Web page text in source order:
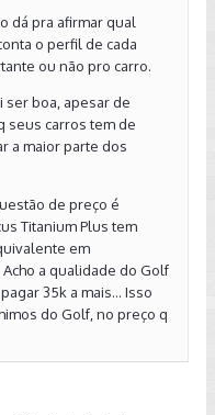
dá pra afirmar qual
o perfil de cada
ou não pro carro.
ser boa, apesar de
seus carros tem de
a maior parte dos
de preço é
Titanium Plus tem
em
a qualidade do Golf
35k a mais... Isso
do Golf, no preço q